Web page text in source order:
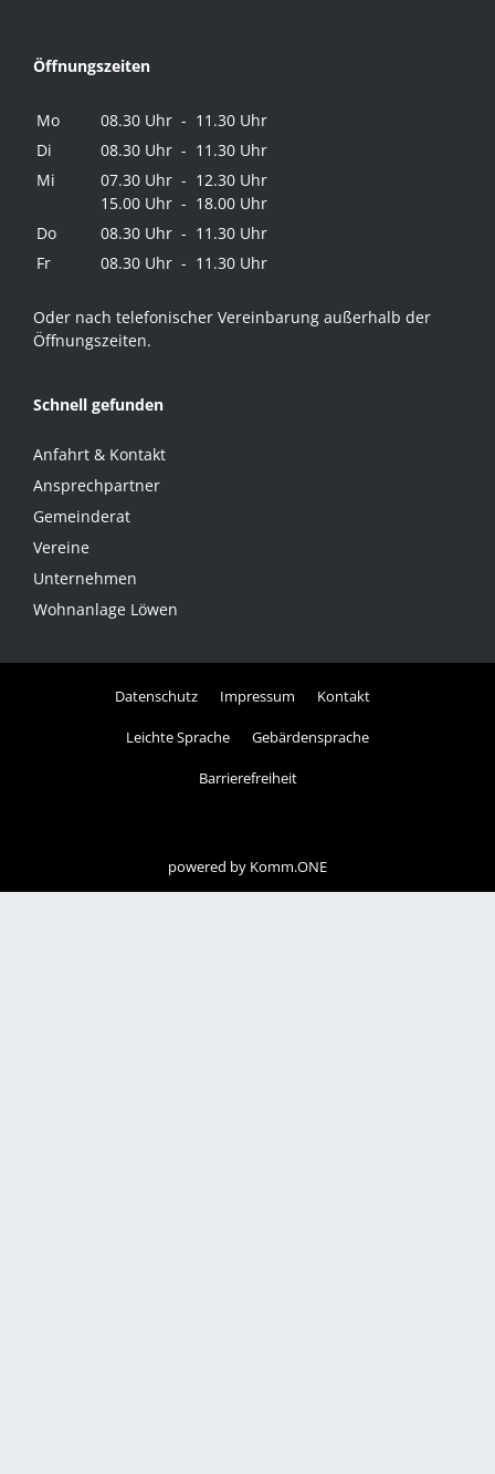
Öffnungszeiten
Mo
08.30 Uhr - 11.30 Uhr
Di
08.30 Uhr - 11.30 Uhr
Mi
07.30 Uhr - 12.30 Uhr
15.00 Uhr - 18.00 Uhr
Do
08.30 Uhr - 11.30 Uhr
Fr
08.30 Uhr - 11.30 Uhr
Oder nach telefonischer Vereinbarung außerhalb der
Öffnungszeiten.
Schnell gefunden
Anfahrt & Kontakt
Ansprechpartner
Gemeinderat
Vereine
Unternehmen
Wohnanlage Löwen
Datenschutz Impressum Kontakt
Leichte Sprache Gebärdensprache
Barrierefreiheit
powered by Komm.ONE